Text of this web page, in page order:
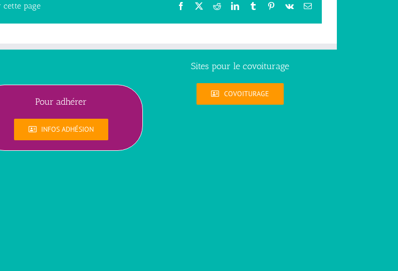
cette page Facebook RedditLinkedInTumblr Pinterest
Vk Email
Pour adhérer
INFOS ADHÉSION
Sites pour le covoiturage
COVOITURAGE